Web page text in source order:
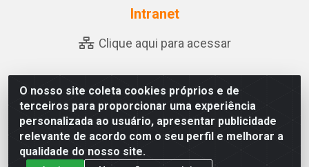
O nosso site coleta cookies próprios e de
terceiros para proporcionar uma experiência
personalizada ao usuário, apresentar publicidade
relevante de acordo com o seu perfil e melhorar a
qualidade do nosso site.
Intranet
Clique aqui para acessar
Abreu & Silva - Rua Padre Jose de Souza Leite, 265 - Ariado,
Olho D'Água das Flores/AL - CEP 57.442-000 - CNPJ
04.790.656/0001-06